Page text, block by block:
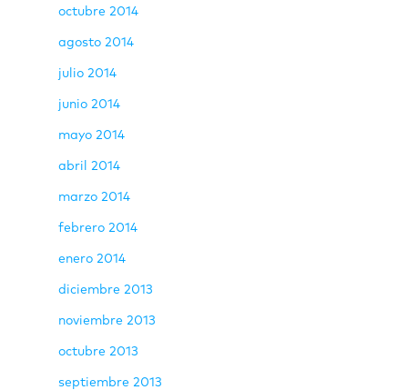
octubre 2014
agosto 2014
julio 2014
junio 2014
mayo 2014
abril 2014
marzo 2014
febrero 2014
enero 2014
diciembre 2013
noviembre 2013
octubre 2013
septiembre 2013